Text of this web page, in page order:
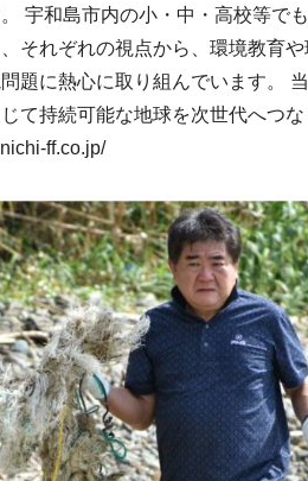
宇和島市内の小・中・高校等で
れぞれの視点から、環境教育
題に熱心に取り組んでいます。
て持続可能な地球を次世代へつ
ff.co.jp/